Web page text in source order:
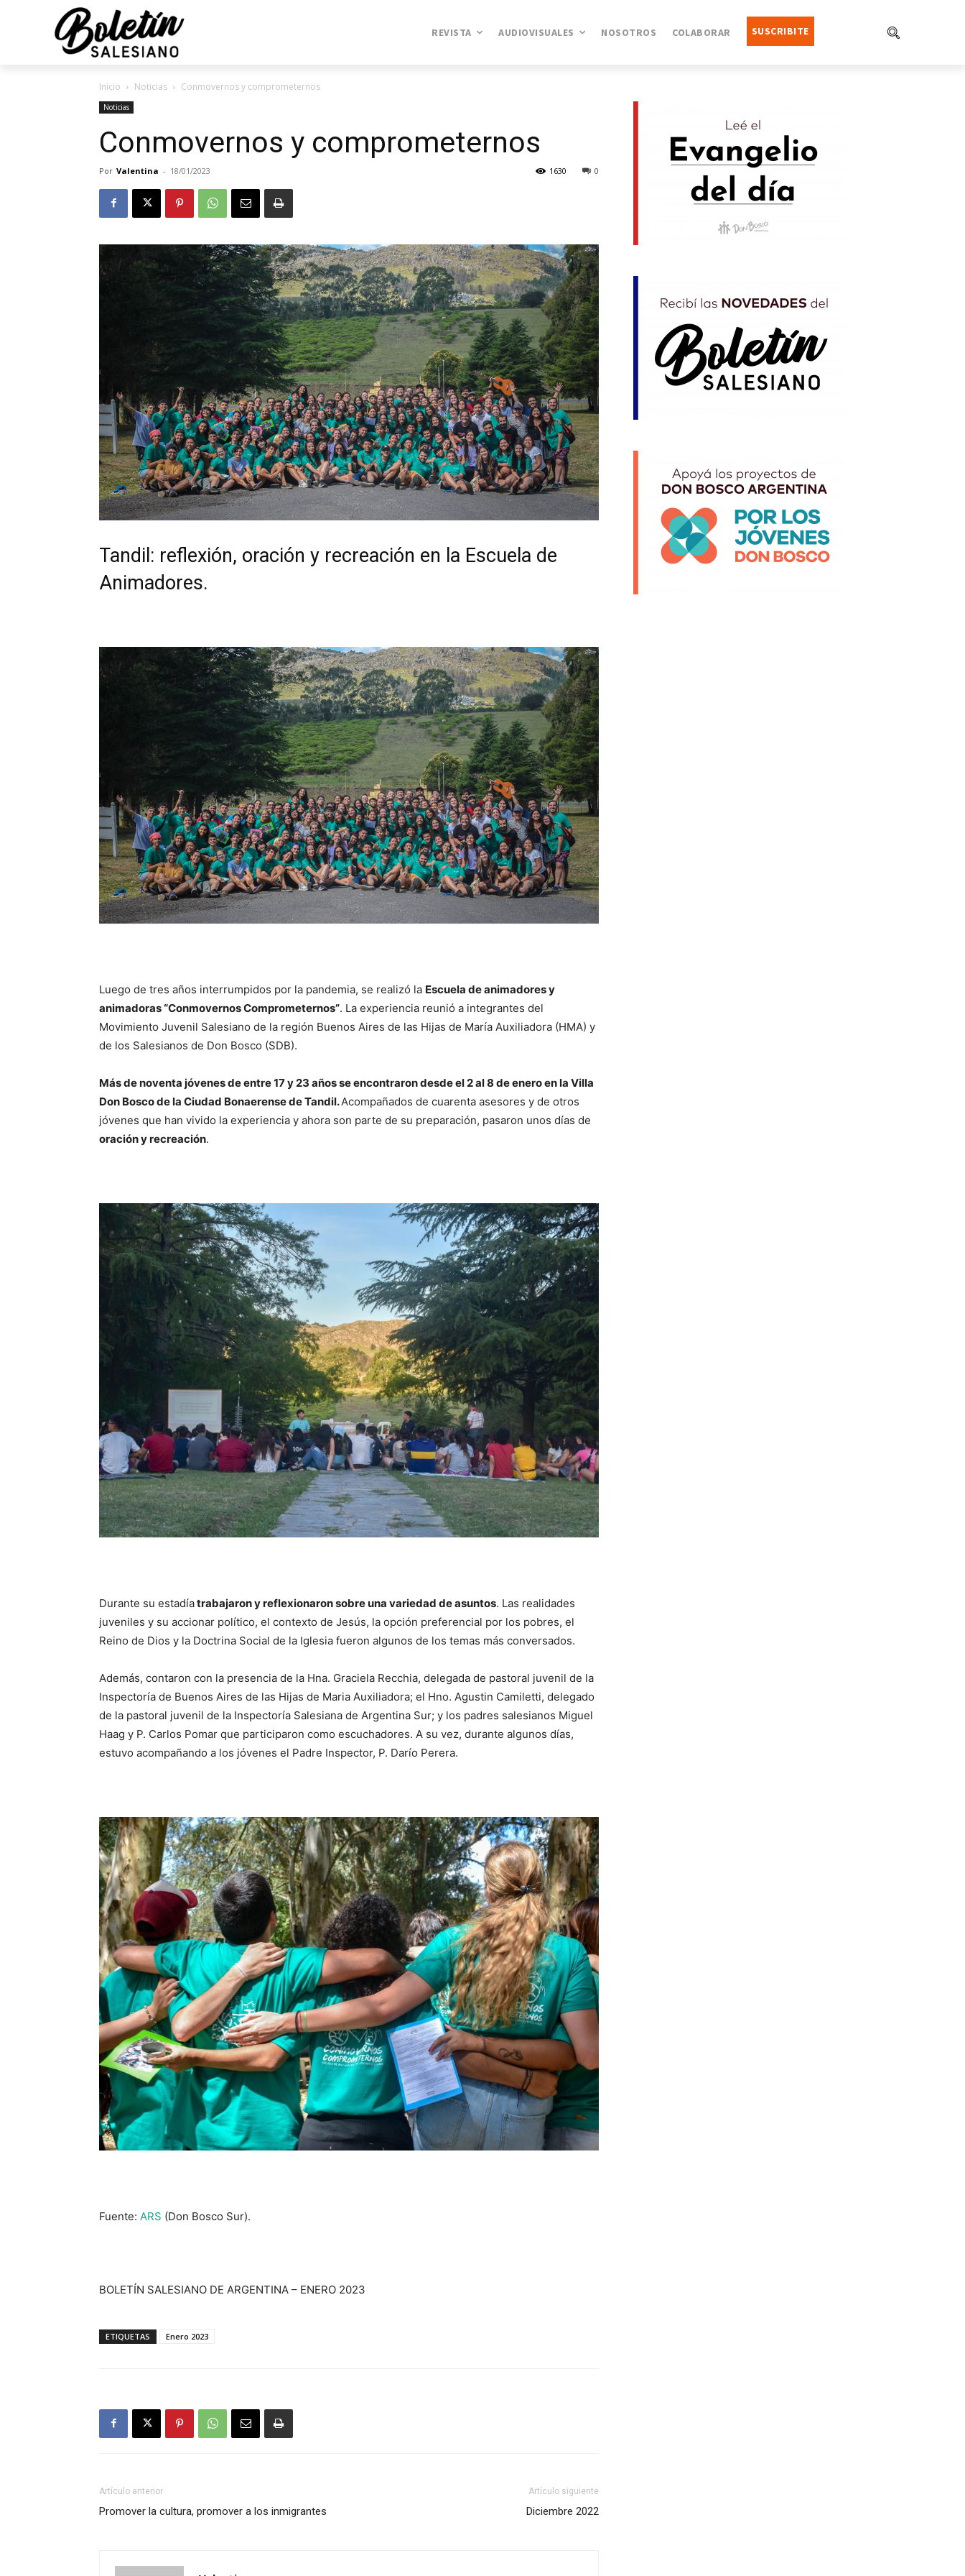
REVISTA AUDIOVISUALES NOSOTROS COLABORAR SUSCRIBITE
Inicio Noticias Conmovernos y comprometernos
Noticias
Conmovernos y comprometernos
Por Valentina - 18/01/2023 0
1630
Tandil: reflexión, oración y recreación en la Escuela de
Animadores.
Luego de tres años interrumpidos por la pandemia, se realizó la Escuela de animadores y
animadoras “Conmovernos Comprometernos”. La experiencia reunió a integrantes del
Movimiento Juvenil Salesiano de la región Buenos Aires de las Hijas de María Auxiliadora (HMA) y
de los Salesianos de Don Bosco (SDB).
Más de noventa jóvenes de entre 17 y 23 años se encontraron desde el 2 al 8 de enero en la Villa
Don Bosco de la Ciudad Bonaerense de Tandil.Acompañados de cuarenta asesores y de otros
jóvenes que han vivido la experiencia y ahora son parte de su preparación, pasaron unos días de
oración y recreación.
Durante su estadíatrabajaron y reflexionaron sobre una variedad de asuntos. Las realidades
juveniles y su accionar político, el contexto de Jesús, la opción preferencial por los pobres, el
Reino de Dios y la Doctrina Social de la Iglesia fueron algunos de los temas más conversados.
Además, contaron con la presencia de la Hna. Graciela Recchia, delegada de pastoral juvenil de la
Inspectoría de Buenos Aires de las Hijas de Maria Auxiliadora; el Hno. Agustin Camiletti, delegado
de la pastoral juvenil de la Inspectoría Salesiana de Argentina Sur; y los padres salesianos Miguel
Haag y P. Carlos Pomar que participaron como escuchadores. A su vez, durante algunos días,
estuvo acompañando a los jóvenes el Padre Inspector, P. Darío Perera.
Fuente: ARS (Don Bosco Sur).
BOLETÍN SALESIANO DE ARGENTINA – ENERO 2023
ETIQUETAS Enero 2023
Artículo anterior
Promover la cultura, promover a los inmigrantes
Artículo siguiente
Diciembre 2022